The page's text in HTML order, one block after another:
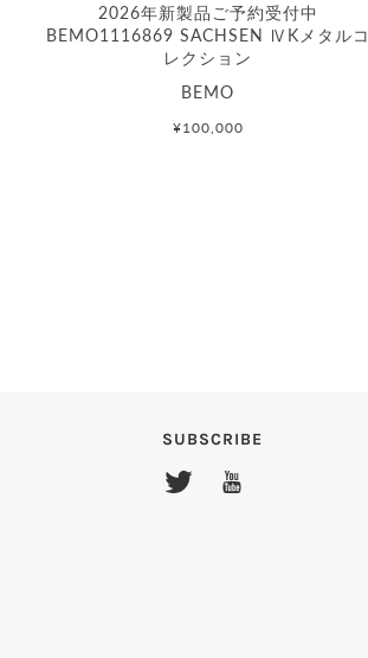
2026年新製品ご予約受付中
BEMO1116869 SACHSEN ⅣKメタルコ
レクション
BEMO
¥100,000
SUBSCRIBE